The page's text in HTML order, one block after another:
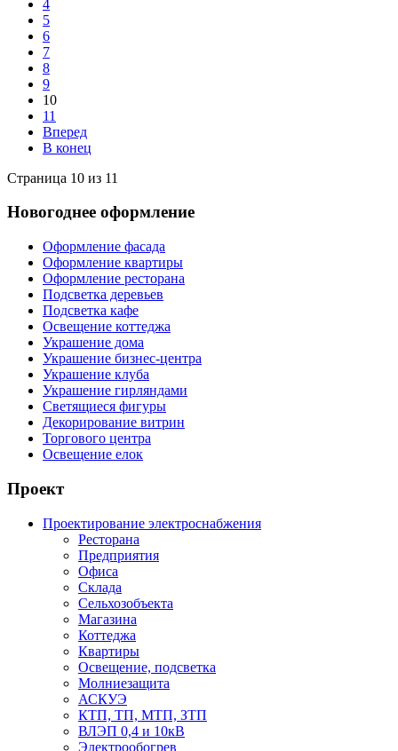
4
5
6
7
8
9
10
11
Вперед
В конец
Страница 10 из 11
Новогоднее оформление
Оформление фасада
Оформление квартиры
Оформление ресторана
Подсветка деревьев
Подсветка кафе
Освещение коттеджа
Украшение дома
Украшение бизнес-центра
Украшение клуба
Украшение гирляндами
Светящиеся фигуры
Декорирование витрин
Торгового центра
Освещение елок
Проект
Проектирование электроснабжения
Ресторана
Предприятия
Офиса
Склада
Сельхозобъекта
Магазина
Коттеджа
Квартиры
Освещение, подсветка
Молниезащита
АСКУЭ
КТП, ТП, МТП, ЗТП
ВЛЭП 0,4 и 10кВ
Электрообогрев